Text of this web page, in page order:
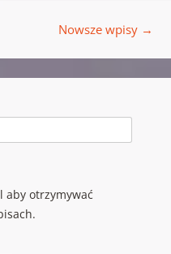
Nowsze wpisy →
aby otrzymywać